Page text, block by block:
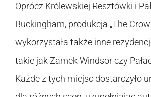
Oprócz Królewskiej Resztówki i
Buckingham, produkcja „The
wykorzystała także inne
takie jak Zamek Windsor czy
Każde z tych miejsc dostarczyło